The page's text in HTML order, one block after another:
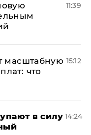
11:39
масштабную
что
15:12
в силу 14:24